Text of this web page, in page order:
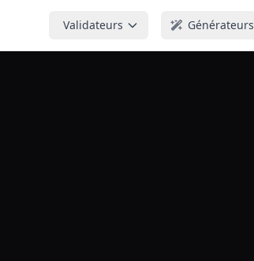
Validateurs Générateurs